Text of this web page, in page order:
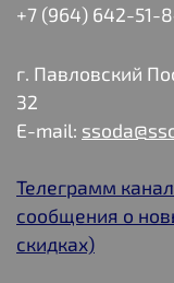
+7 (964) 642-51-
г. Павловский
32
E-mail:
Телеграмм
сообщения о
скидках)